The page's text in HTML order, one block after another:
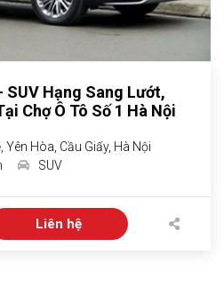
SUV Hạng Sang Lướt,
Chợ Ô Tô Số 1 Hà Nội
Hòa, Cầu Giấy, Hà Nội
SUV
Liên hệ